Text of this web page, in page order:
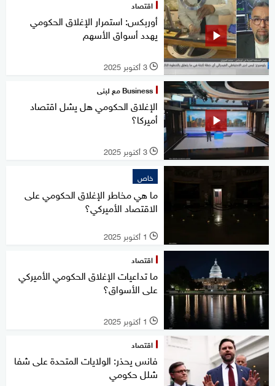
اقتصاد
أوربكس: استمرار الإغلاق الحكومي
يهدد أسواق الأسهم
l 3 أكتوبر 2025
Business مع لبنى
الإغلاق الحكومي هل يشل اقتصاد
أميركا؟
l 3 أكتوبر 2025
خاص
ما هي مخاطر الإغلاق الحكومي على
الاقتصاد الأميركي؟
l 1 أكتوبر 2025
اقتصاد
ما تداعيات الإغلاق الحكومي الأميركي
على الأسواق؟
l 1 أكتوبر 2025
اقتصاد
فانس يحذر: الولايات المتحدة على شفا
شلل حكومي